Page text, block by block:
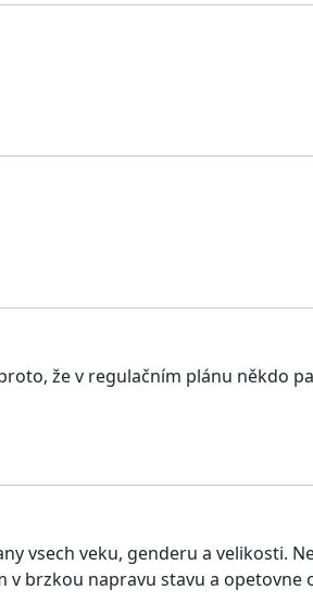
že v regulačním plánu někdo
vsech veku, genderu a velikosti.
v brzkou napravu stavu a opetovne